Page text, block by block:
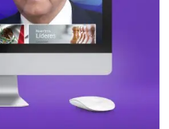
WEBSITE